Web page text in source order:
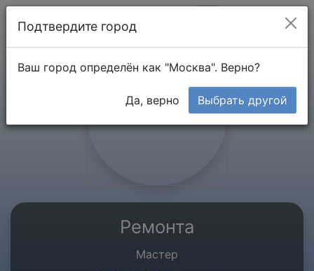
Ремонта
Мастер
Подтвердите город
Ваш город определён как "Москва". Верно?
Да, верно Выбрать другой